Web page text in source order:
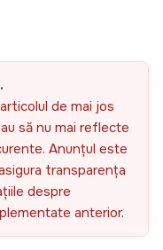
de mai jos
să nu mai reflecte
Anunțul este
transparența
despre
anterior.